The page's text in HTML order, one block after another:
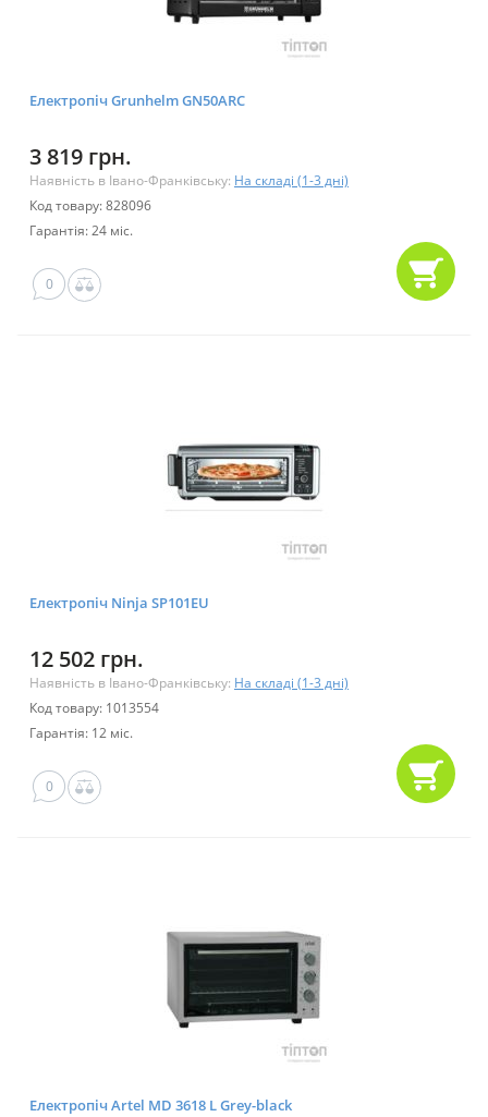
Електропіч Grunhelm GN50ARC
3 819 грн.
Наявність в Івано-Франківську: На складі (1-3 дні)
Код товару: 828096
Гарантія: 24 міс.
0
Електропіч Ninja SP101EU
12 502 грн.
Наявність в Івано-Франківську: На складі (1-3 дні)
Код товару: 1013554
Гарантія: 12 міс.
0
Електропіч Artel MD 3618 L Grey-black